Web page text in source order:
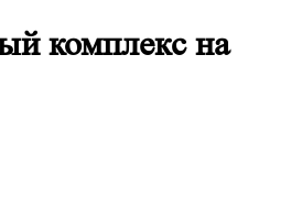
комплекс на